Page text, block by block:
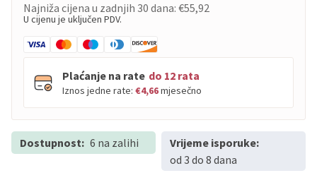
Najniža cijena u zadnjih 30 dana: €55,92
U cijenu je uključen PDV.
Plaćanje na rate do 12 rata
Iznos jedne rate: €4,66mjesečno
PBZ do12
Visa Premium
Dostupnost: 6 na zalihi
Vrijeme isporuke:
od 3 do 8 dana